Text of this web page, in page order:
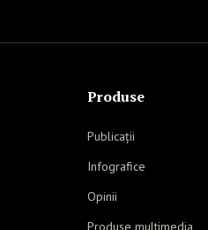
Produse
Publicații
Infografice
Opinii
Produse multimedia